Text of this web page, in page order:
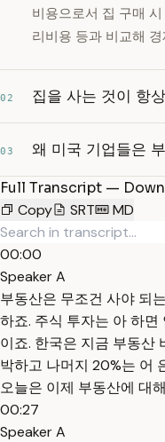
비용으로서 집 구매
리비용 등과 비교해
02 집을 사는 것이 항
03 왜 미국 기업들은
Full Transcript —
Copy
SRT MD
00:00
Speaker A
부동산은 무조건 사야 되
하죠. 주식 투자는 아 하
이죠. 한국은 지금 부동산
박하고 나머지 20%는 어
오늘은 이제 부동산에 대
00:27
Speaker A